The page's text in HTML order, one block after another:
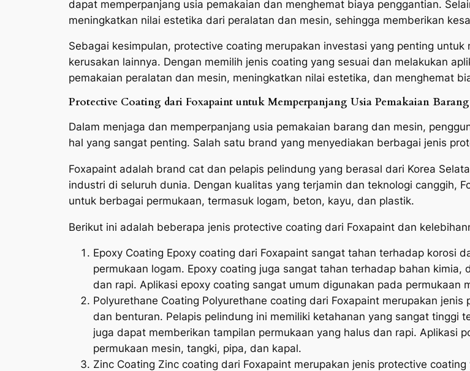
dapat memperpanjang usia pemakaian dan menghemat biaya penggantian.
meningkatkan nilai estetika dari peralatan dan mesin, sehingga memberikan
Sebagai kesimpulan, protective coating merupakan investasi yang penting
kerusakan lainnya. Dengan memilih jenis coating yang sesuai dan melakukan
pemakaian peralatan dan mesin, meningkatkan nilai estetika, dan menghemat
Protective Coating dari Foxapaint untuk Memperpanjang Usia Pemakaian
Dalam menjaga dan memperpanjang usia pemakaian barang dan mesin,
hal yang sangat penting. Salah satu brand yang menyediakan berbagai jenis
Foxapaint adalah brand cat dan pelapis pelindung yang berasal dari Korea
industri di seluruh dunia. Dengan kualitas yang terjamin dan teknologi canggih,
untuk berbagai permukaan, termasuk logam, beton, kayu, dan plastik.
Berikut ini adalah beberapa jenis protective coating dari Foxapaint dan
Epoxy Coating Epoxy coating dari Foxapaint sangat tahan terhadap korosi
permukaan logam. Epoxy coating juga sangat tahan terhadap bahan
dan rapi. Aplikasi epoxy coating sangat umum digunakan pada permukaan
Polyurethane Coating Polyurethane coating dari Foxapaint merupakan
dan benturan. Pelapis pelindung ini memiliki ketahanan yang sangat tinggi
juga dapat memberikan tampilan permukaan yang halus dan rapi. Aplikasi
permukaan mesin, tangki, pipa, dan kapal.
Zinc Coating Zinc coating dari Foxapaint merupakan jenis protective